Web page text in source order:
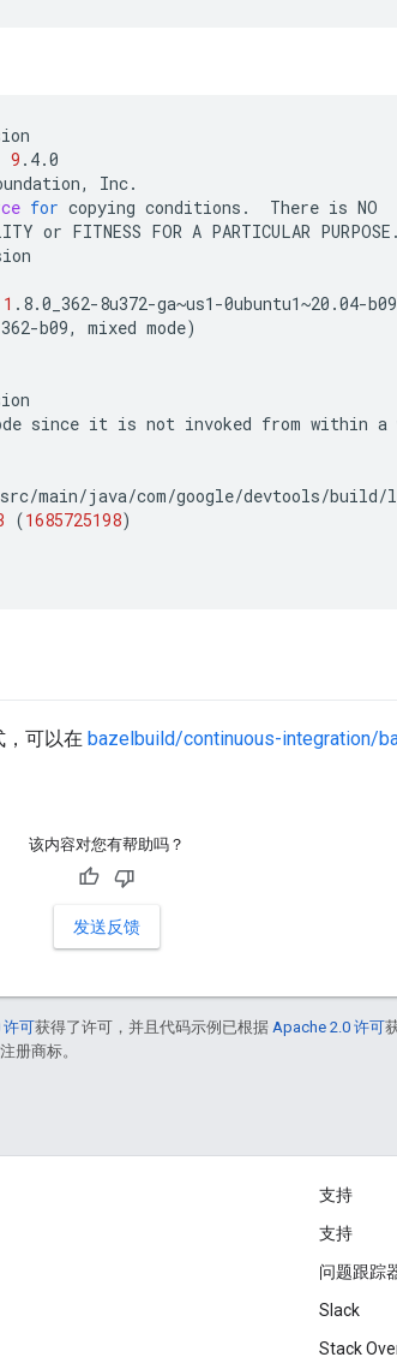
9 .4.0
Inc.
for copying conditions. There is NO
or FITNESS FOR A PARTICULAR PURPOSE.
1 .8.0_362-8u372-ga~us1-0ubuntu1~20.04-b09
b09, mixed mode)
since it is not invoked from within a
main/java/com/google/devtools/build/
(1685725198)
，可以在 bazelbuild/continuous-integration/
该内容对您有帮助吗？
发送反馈
许可获得了许可，并且代码示例已根据 Apache 2.0 许可
册商标。
支持
支持
问题跟踪
Slack
Stack